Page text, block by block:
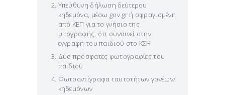
Υπεύθυνη δήλωση δεύτερου
κηδεμόνα, μέσω gov.gr ή σφραγισμένη
από ΚΕΠ για το γνήσιο της
υπογραφής, ότι συναινεί στην
εγγραφή του παιδιού στο ΚΣΗ
Δύο πρόσφατες φωτογραφίες του
παιδιού
Φωτοαντίγραφα ταυτοτήτων γονέων/
κηδεμόνων